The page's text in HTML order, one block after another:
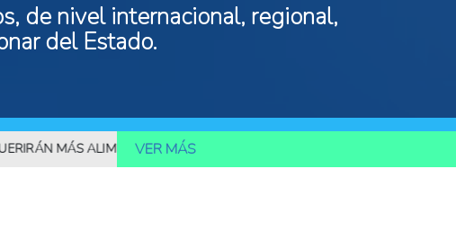
de nivel internacional, regional,
del Estado.
MÁS ALIMENTOS10.000 MILLONES DE PERSONAS DEBERÁN SER
VER MÁS